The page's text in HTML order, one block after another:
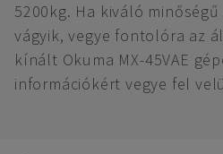
5200kg. Ha kiváló
vágyik, vegye fontolóra az
kínált Okuma MX-45VAE
információkért vegye fel